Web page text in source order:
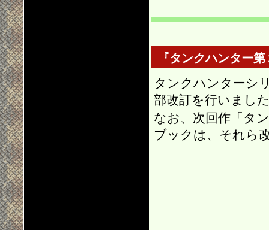
『タンクハンター
タンクハンターシ
部改訂を行いまし
なお、次回作「タ
ブックは、それら